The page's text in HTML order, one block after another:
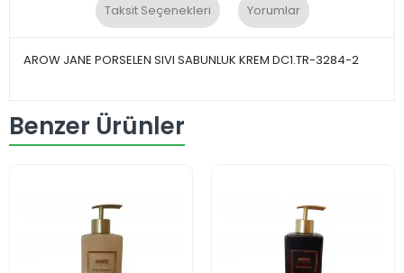
Taksit Seçenekleri Yorumlar
AROW JANE PORSELEN SIVI SABUNLUK KREM DC1.TR-3284-2
Benzer Ürünler